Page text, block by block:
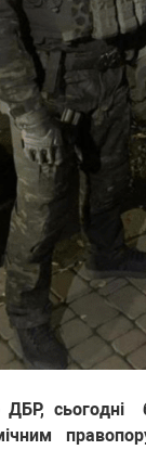
сьогодні